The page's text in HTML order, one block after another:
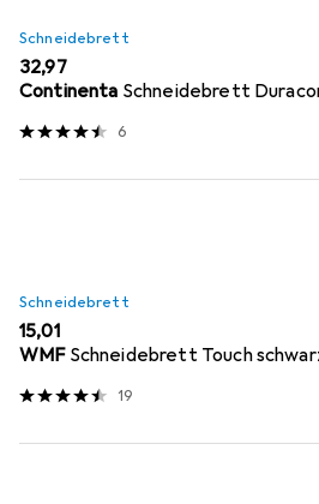
Schneidebrett
EUR
32,97
Continenta Schneidebrett
6
Schneidebrett
EUR
15,01
WMF Schneidebrett Touch
19